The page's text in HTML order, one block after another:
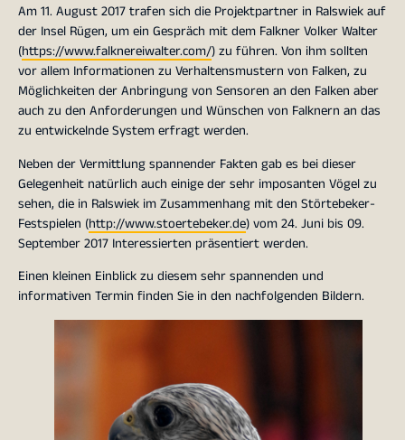
Am 11. August 2017 trafen sich die Projektpartner in Ralswiek auf
der Insel Rügen, um ein Gespräch mit dem Falkner Volker Walter
(https://www.falknereiwalter.com/) zu führen. Von ihm sollten
vor allem Informationen zu Verhaltensmustern von Falken, zu
Möglichkeiten der Anbringung von Sensoren an den Falken aber
auch zu den Anforderungen und Wünschen von Falknern an das
zu entwickelnde System erfragt werden.
Neben der Vermittlung spannender Fakten gab es bei dieser
Gelegenheit natürlich auch einige der sehr imposanten Vögel zu
sehen, die in Ralswiek im Zusammenhang mit den Störtebeker-
Festspielen (http://www.stoertebeker.de) vom 24. Juni bis 09.
September 2017 Interessierten präsentiert werden.
Einen kleinen Einblick zu diesem sehr spannenden und
informativen Termin finden Sie in den nachfolgenden Bildern.